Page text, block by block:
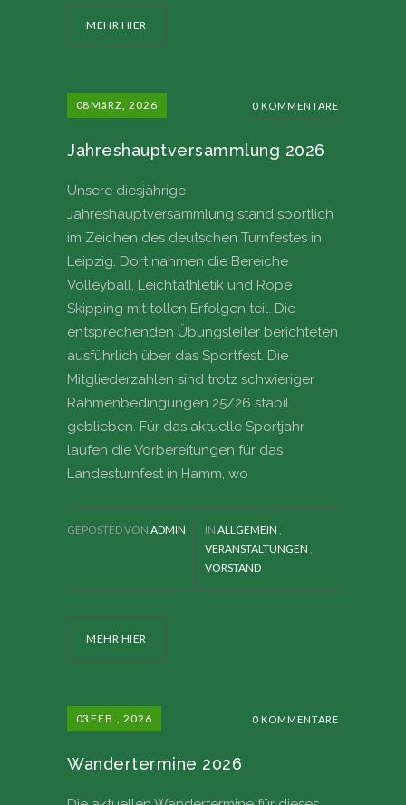
MEHR HIER
08MäRZ, 2026 0 KOMMENTARE
Jahreshauptversammlung 2026
Unsere diesjährige
Jahreshauptversammlung stand sportlich
im Zeichen des deutschen Turnfestes in
Leipzig. Dort nahmen die Bereiche
Volleyball, Leichtathletik und Rope
Skipping mit tollen Erfolgen teil. Die
entsprechenden Übungsleiter berichteten
ausführlich über das Sportfest. Die
Mitgliederzahlen sind trotz schwieriger
Rahmenbedingungen 25/26 stabil
geblieben. Für das aktuelle Sportjahr
laufen die Vorbereitungen für das
Landesturnfest in Hamm, wo
MEHR HIER
GEPOSTED VON ADMIN IN ALLGEMEIN
VERANSTALTUNGEN
VORSTAND
03 FEB., 2026 0 KOMMENTARE
Wandertermine 2026